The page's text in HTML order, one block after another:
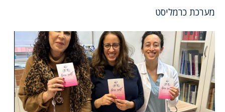
מערכת כרמליסט